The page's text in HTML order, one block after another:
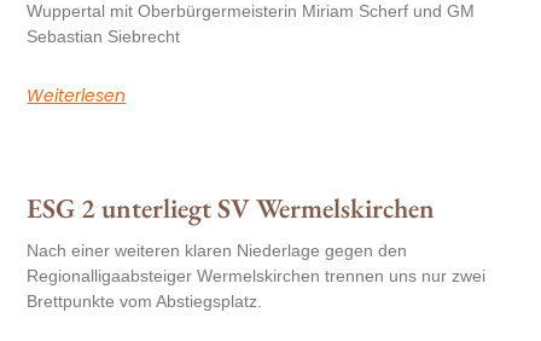
Wuppertal mit Oberbürgermeisterin Miriam Scherf und GM
Sebastian Siebrecht
Weiterlesen
ESG 2 unterliegt SV Wermelskirchen
Nach einer weiteren klaren Niederlage gegen den
Regionalligaabsteiger Wermelskirchen trennen uns nur zwei
Brettpunkte vom Abstiegsplatz.